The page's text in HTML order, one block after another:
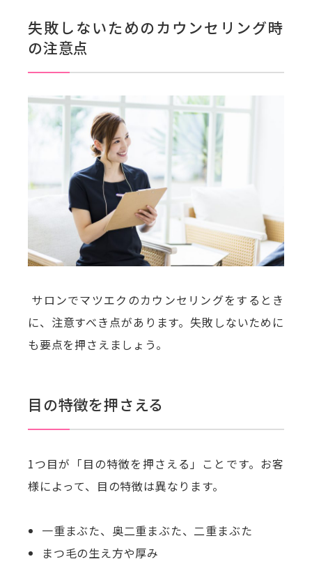
失敗しないためのカウンセリング時
の注意点
サロンでマツエクのカウンセリングをするとき
に、注意すべき点があります。失敗しないために
も要点を押さえましょう。
目の特徴を押さえる
1つ目が「目の特徴を押さえる」ことです。お客
様によって、目の特徴は異なります。
一重まぶた、奥二重まぶた、二重まぶた
まつ毛の生え方や厚み